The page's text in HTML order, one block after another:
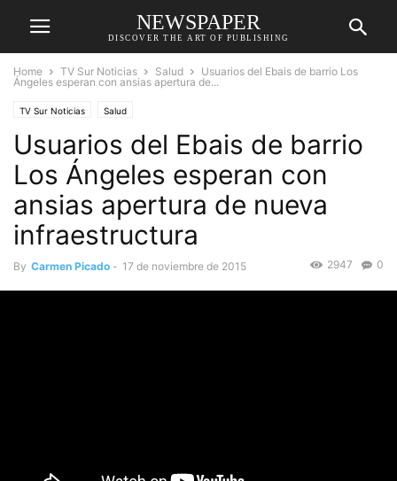
NEWSPAPER
DISCOVER THE ART OF PUBLISHING
Home TV Sur Noticias Salud
Usuarios del Ebais de barrio Los
Ángeles esperan con ansias apertura de...
TV Sur Noticias Salud
Usuarios del Ebais de barrio
Los Ángeles esperan con
ansias apertura de nueva
infraestructura
By Carmen Picado - 17 de noviembre de 2015 0
2947